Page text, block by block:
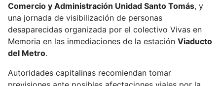
Comercio y Administración Unidad Santo Tomás, y
una jornada de visibilización de personas
desaparecidas organizada por el colectivo Vivas en
Memoria en las inmediaciones de la estación Viaducto
del Metro.
Autoridades capitalinas recomiendan tomar